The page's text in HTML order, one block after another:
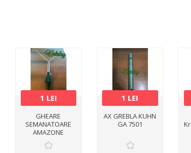
1 LEI
GHEARE
SEMANATOARE
AMAZONE
1 LEI
AX GREBLA KUHN
GA 7501